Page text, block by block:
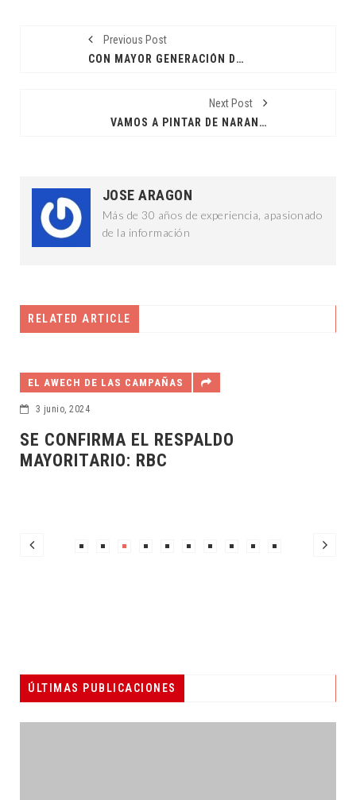
Previous Post
CON MAYOR GENERACIÓN DE EMPLEOS
Next Post
VAMOS A PINTAR DE NARANJA CADA MUNICIPO: EMU
JOSE ARAGON
Más de 30 años de experiencia, apasionado
de la información
RELATED ARTICLE
EL AWECH DE LAS CAMPAÑAS
3 junio, 2024
SE CONFIRMA EL RESPALDO
MAYORITARIO: RBC
ÚLTIMAS PUBLICACIONES